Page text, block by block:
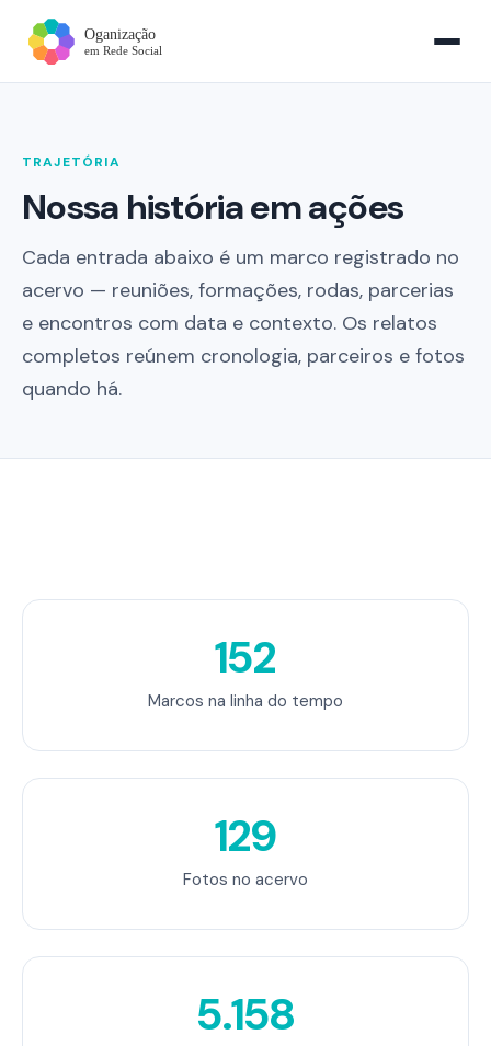
TRAJETÓRIA
Nossa história em ações
Cada entrada abaixo é um marco registrado no
acervo — reuniões, formações, rodas, parcerias
e encontros com data e contexto. Os relatos
completos reúnem cronologia, parceiros e fotos
quando há.
152
Marcos na linha do tempo
129
Fotos no acervo
5.158